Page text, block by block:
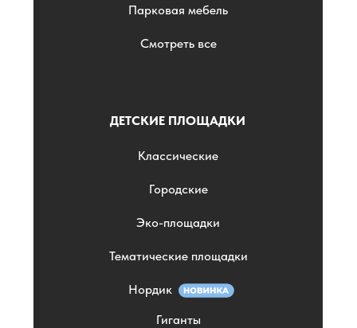
Парковая мебель
Смотреть все
ДЕТСКИЕ ПЛОЩАДКИ
Классические
Городские
Эко-площадки
Тематические площадки
Нордик
Гиганты